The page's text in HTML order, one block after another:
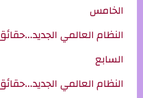
الخامس
النظام العالمي
السابع
النظام العالمي